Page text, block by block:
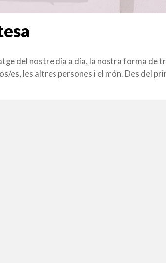
del nostre dia a dia, la nostra forma de
es, les altres persones i el món. Des del